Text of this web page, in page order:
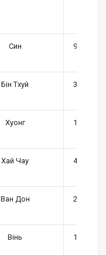
Син 9-13
Бін Тхуй 3-5
Хуонг 1,5-2
Хай Чау 4-6
Ван Дон 2-2,5
Вінь 1,2-1,5